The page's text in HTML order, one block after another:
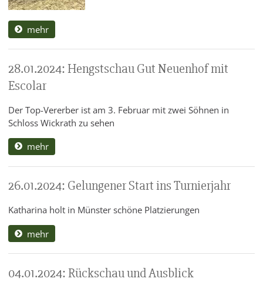
mehr
28.01.2024: Hengstschau Gut Neuenhof mit
Escolar
Der Top-Vererber ist am 3. Februar mit zwei Söhnen in
Schloss Wickrath zu sehen
mehr
26.01.2024: Gelungener Start ins Turnierjahr
Katharina holt in Münster schöne Platzierungen
mehr
04.01.2024: Rückschau und Ausblick